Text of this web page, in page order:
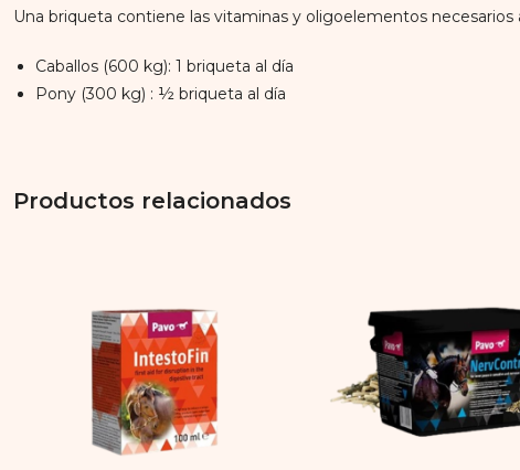
Una briqueta contiene las vitaminas y oligoelementos
Caballos (600 kg): 1 briqueta al día
Pony (300 kg) : ½ briqueta al día
Productos relacionados